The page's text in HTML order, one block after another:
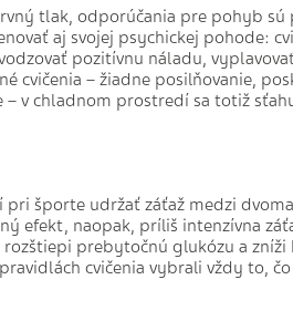
tlak, odporúčania pre pohyb sú
aj svojej psychickej pohode:
pozitívnu náladu,
cvičenia – žiadne posilňovanie,
– v chladnom prostredí sa totiž
pri športe udržať záťaž medzi
efekt, naopak, príliš intenzívna
rozštiepi prebytočnú glukózu a
cvičenia vybrali vždy to,